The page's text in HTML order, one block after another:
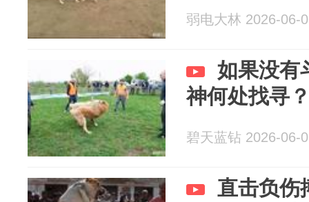
弱电大林 2026-06-
如果没有
神何处找寻
碧天蓝钻 2026-06-
直击负伤